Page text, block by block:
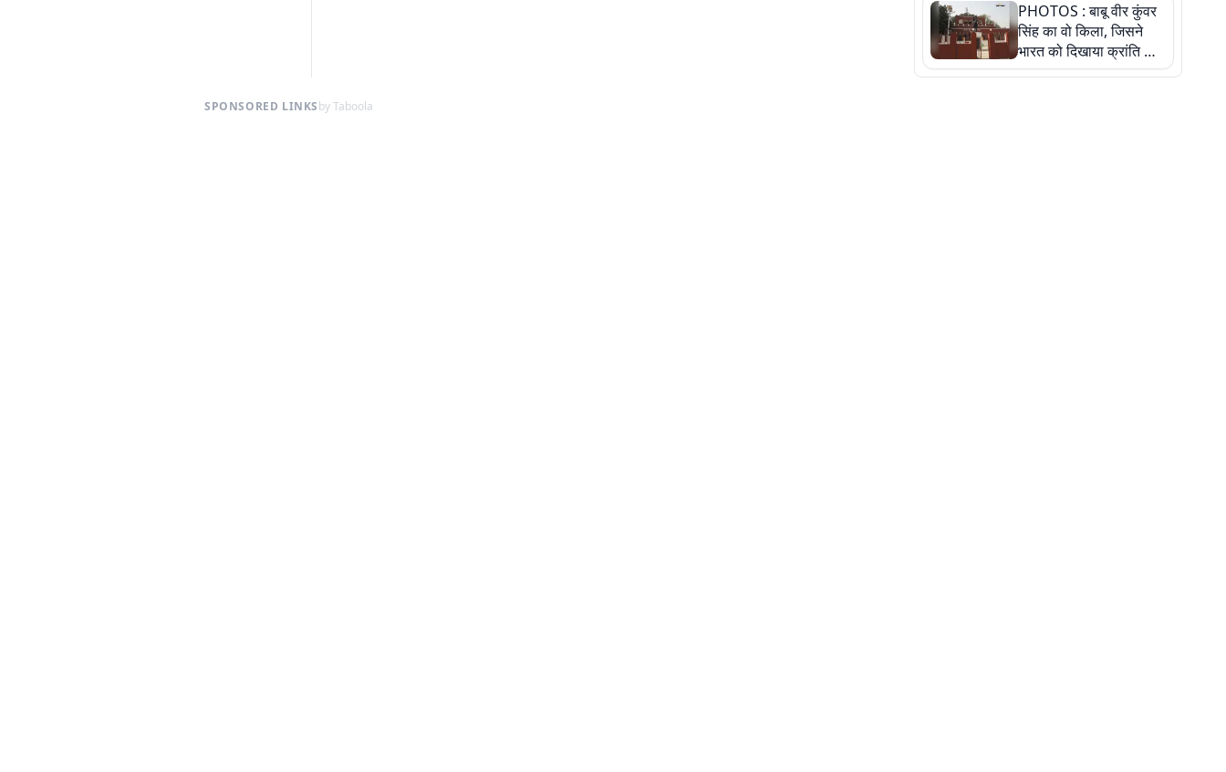
PHOTOS : बाबू वीर कुंवर
सिंह का वो किला, जिसने
भारत को दिखाया क्रांति का
रास्ता: तस्वीरों में देखिए
SPONSORED LINKSby Taboola